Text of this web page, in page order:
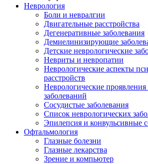
Неврология
Боли и невралгии
Двигательные расстройства
Дегенеративные заболевания
Демиелинизирующие
Детские неврологические
Невриты и невропатии
Неврологические аспекты
расстройств
Неврологические
заболеваний
Сосудистые заболевания
Список неврологических
Эпилепсия и конвульсивные
Офтальмология
Глазные болезни
Глазные лекарства
Зрение и компьютер